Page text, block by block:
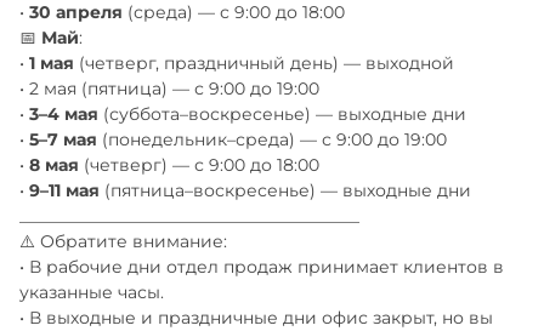
• 30 апреля (среда) — с 9:00 до 18:00
📅 Май:
• 1 мая (четверг, праздничный день) — выходной
• 2 мая (пятница) — с 9:00 до 19:00
• 3–4 мая (суббота–воскресенье) — выходные дни
• 5–7 мая (понедельник–среда) — с 9:00 до 19:00
• 8 мая (четверг) — с 9:00 до 18:00
• 9–11 мая (пятница–воскресенье) — выходные дни
⚠️ Обратите внимание:
• В рабочие дни отдел продаж принимает клиентов в
указанные часы.
• В выходные и праздничные дни офис закрыт, но вы